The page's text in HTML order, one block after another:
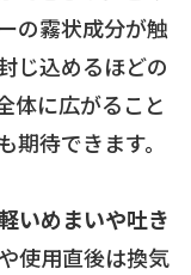
の霧状成分が触
じ込めるほどの
体に広がること
待できます。
いめまいや吐き
使用直後は換気